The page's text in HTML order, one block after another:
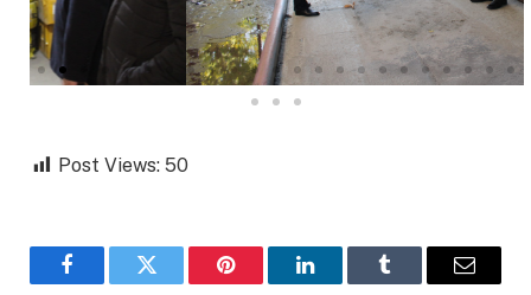
Post Views: 50
FacebookTwitter Pinterest LinkedInTumblr Email